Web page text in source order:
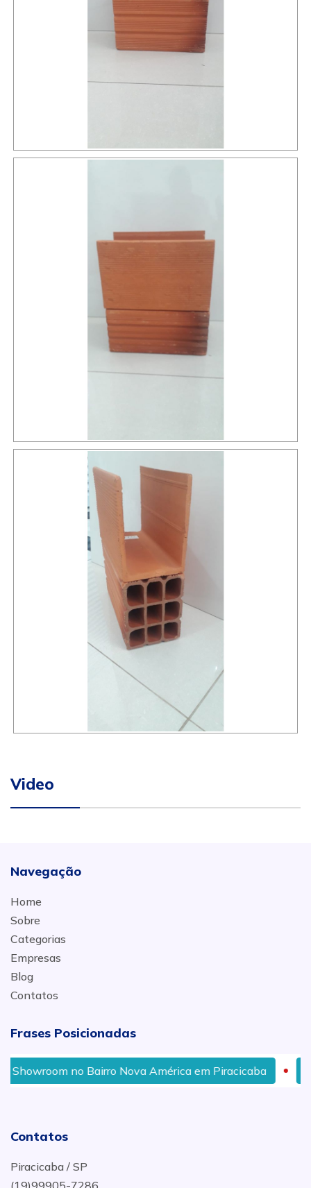
Video
Navegação
Home
Sobre
Categorias
Empresas
Blog
Contatos
Frases Posicionadas
Nova América em Piracicaba Bloquinho Direto
Contatos
Piracicaba / SP
(19)99905-7286